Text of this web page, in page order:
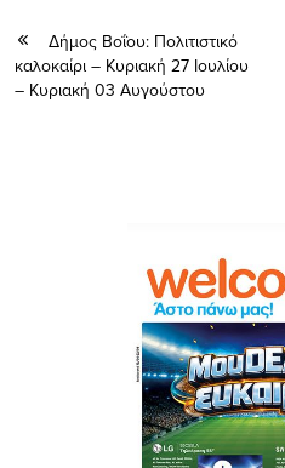
Δήμος Βοΐου: Πολιτιστικό
καλοκαίρι – Κυριακή 27 Ιουλίου
– Κυριακή 03 Αυγούστου